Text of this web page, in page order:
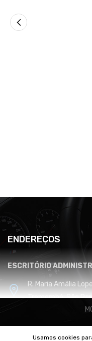
ENDEREÇOS
ESCRITÓRIO
R. Maria Amália
Tremembé, São
CENTRO DE
Usamos cookies